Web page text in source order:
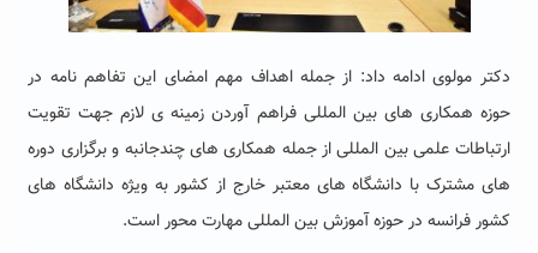
دکتر مولوی ادامه داد: از جمله اهداف مهم امضای این تفاهم نامه در
حوزه همکاری های بین المللی فراهم آوردن زمینه ی لازم جهت تقویت
ارتباطات علمی بین المللی از جمله همکاری های چندجانبه و برگزاری دوره
های مشترک با دانشگاه های معتبر خارج از کشور به ویژه دانشگاه های
کشور فرانسه در حوزه آموزش بین المللی مهارت محور است.